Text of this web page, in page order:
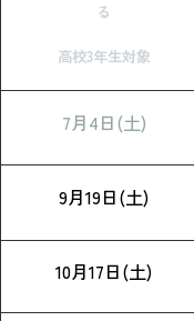
る
高校3年生対象
7月4日(土)
9月19日(土)
10月17日(土)